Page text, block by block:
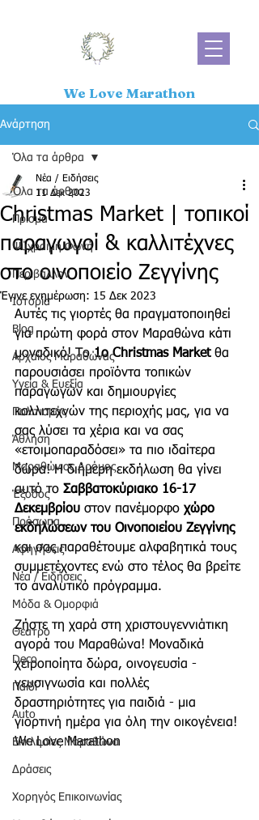
We Love Marathon
Ανάρτηση
Όλα τα άρθρα
Πρίσμα
Ψύχραιμη Φωνή
Περιβάλλον
Ιστορία
Blog
Αρχαίος Μαραθώνας
Υγεία & Ευεξία
Πολιτισμός
Άθληση
Μαραθώνιος Δρόμος
Έξοδος
Πρόσωπα
Αφηγήσεις
Νέα / Ειδήσεις
Μόδα & Ομορφιά
Θέατρο
Deco
Παιδί
Auto
Εκκλησίες Μαραθώνα
Δράσεις
Χορηγός Επικοινωνίας
Όλα τα άρθρα
Christmas Market | τοπικοί
παραγωγοί & καλλιτέχνες
στο οινοποιείο Ζεγγίνης
Νέα / Ειδήσεις
11 Δεκ 2023
Έγινε ενημέρωση: 15 Δεκ 2023
Αυτές τις γιορτές θα πραγματοποιηθεί
για πρώτη φορά στον Μαραθώνα κάτι
μοναδικό! Το 1ο Christmas Market θα
παρουσιάσει προϊόντα τοπικών
παραγωγών και δημιουργίες
καλλιτεχνών της περιοχής μας, για να
σας λύσει τα χέρια και να σας
«ετοιμοπαραδόσει» τα πιο ιδαίτερα
δώρα! Η διήμερη εκδήλωση θα γίνει
αυτό το Σαββατοκύριακο 16-17
Δεκεμβρίου στον πανέμορφο χώρο
εκδηλώσεων του Οινοποιείου Ζεγγίνης
και σας παραθέτουμε αλφαβητικά τους
συμμετέχοντες ενώ στο τέλος θα βρείτε
το αναλυτικό πρόγραμμα.
Ζήστε τη χαρά στη χριστουγεννιάτικη
αγορά του Μαραθώνα! Μοναδικά
χειροποίητα δώρα, οινογευσία -
γευσιγνωσία και πολλές
δραστηριότητες για παιδιά - μια
γιορτινή ημέρα για όλη την οικογένεια!
We Love Marathon